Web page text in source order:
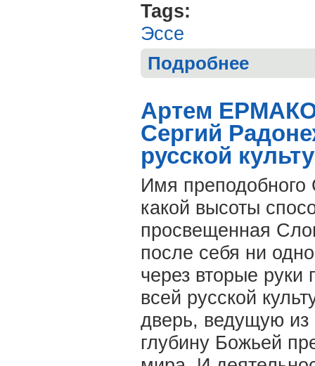
Tags:
Эссе
Подробнее
Артем
Сергий
русской
Имя преподобного
какой высоты
просвещенная
после себя ни
через вторые руки
всей русской
дверь, ведущую из
глубину Божьей